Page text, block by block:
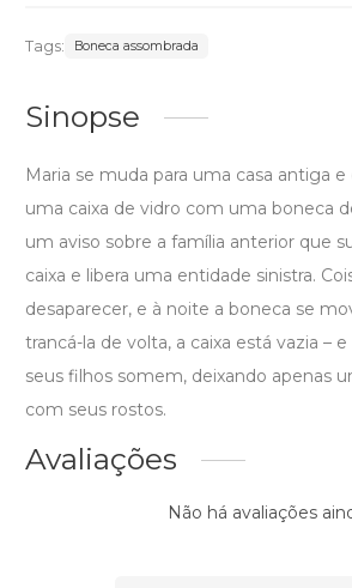
Tags: Boneca assombrada
Sinopse
Maria se muda para uma casa antiga
uma caixa de vidro com uma boneca
um aviso sobre a família anterior que
caixa e libera uma entidade sinistra.
desaparecer, e à noite a boneca se
trancá-la de volta, a caixa está vazia –
seus filhos somem, deixando apenas
com seus rostos.
Avaliações
Não há avaliações